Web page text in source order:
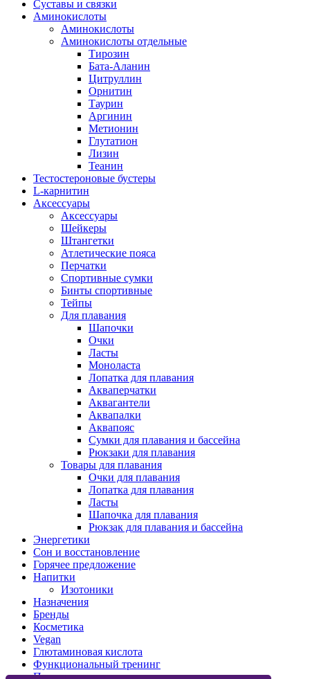
Суставы и связки
Аминокислоты
Аминокислоты
Аминокислоты отдельные
Тирозин
Бата-Аланин
Цитруллин
Орнитин
Таурин
Аргинин
Метионин
Глутатион
Лизин
Теанин
Тестостероновые бустеры
L-карнитин
Аксессуары
Аксессуары
Шейкеры
Штангетки
Атлетические пояса
Перчатки
Спортивные сумки
Бинты спортивные
Тейпы
Для плавания
Шапочки
Очки
Ласты
Моноласта
Лопатка для плавания
Акваперчатки
Аквагантели
Аквапалки
Аквапояс
Сумки для плавания и бассейна
Рюкзаки для плавания
Товары для плавания
Очки для плавания
Лопатка для плавания
Ласты
Шапочка для плавания
Рюкзак для плавания и бассейна
Энергетики
Сон и восстановление
Горячее предложение
Напитки
Изотоники
Назначения
Бренды
Косметика
Vegan
Глютаминовая кислота
Функциональный тренинг
Подарочные карты